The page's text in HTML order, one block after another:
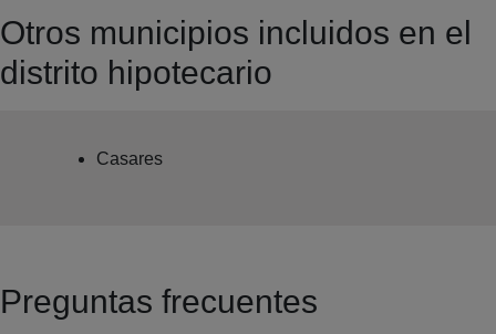
Otros municipios incluidos en el
distrito hipotecario
Casares
Preguntas frecuentes